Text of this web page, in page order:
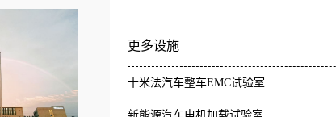
更多设施
十米法汽车整车EMC试验室